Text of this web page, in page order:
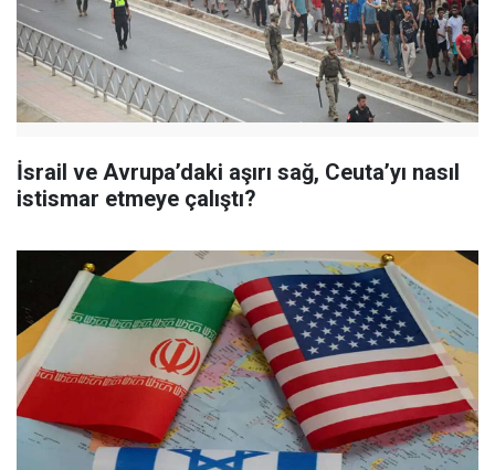
İsrail ve Avrupa’daki aşırı sağ, Ceuta’yı nasıl
istismar etmeye çalıştı?